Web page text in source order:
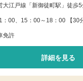
大江戸線「新御徒町駅」徒歩5
00、15：00～18：00 【30
免許
詳細を見る